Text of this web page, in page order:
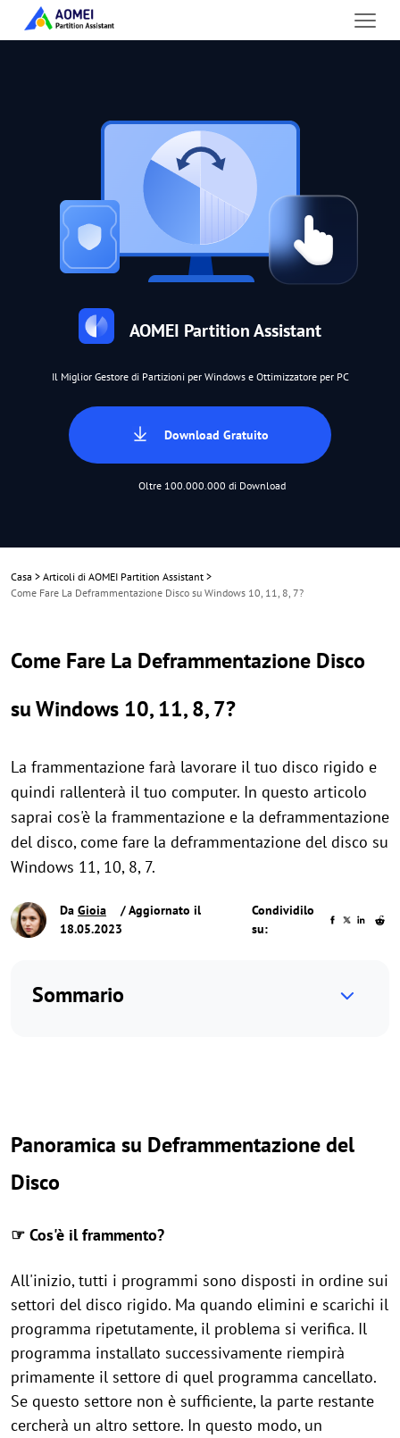
AOMEI Partition Assistant
Il Miglior Gestore di Partizioni per Windows e Ottimizzatore per PC
Download Gratuito
Oltre 100.000.000 di Download
Casa > Articoli di AOMEI Partition Assistant >
Come Fare La Deframmentazione Disco su Windows 10, 11, 8, 7?
Come Fare La Deframmentazione Disco
su Windows 10, 11, 8, 7?
La frammentazione farà lavorare il tuo disco rigido e
quindi rallenterà il tuo computer. In questo articolo
saprai cos'è la frammentazione e la deframmentazione
del disco, come fare la deframmentazione del disco su
Windows 11, 10, 8, 7.
Da Gioia
/ Aggiornato il
18.05.2023
Condividilo
su:
Sommario
Panoramica su Deframmentazione del
Disco
☞ Cos'è il frammento?
All'inizio, tutti i programmi sono disposti in ordine sui
settori del disco rigido. Ma quando elimini e scarichi il
programma ripetutamente, il problema si verifica. Il
programma installato successivamente riempirà
primamente il settore di quel programma cancellato.
Se questo settore non è sufficiente, la parte restante
cercherà un altro settore. In questo modo, un